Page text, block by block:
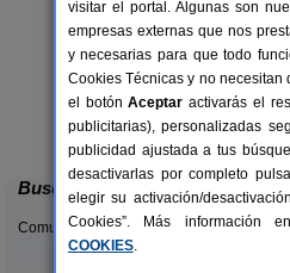
Ca Calbet
Margalef
Buscar
Comunidades:
visitar el portal. Algunas son
empresas externas que nos
y necesarias para que todo
Cookies Técnicas y no necesitan
el botónAceptar activarás el
publicitarias), personalizadas
publicidad ajustada a tus
desactivarlas por completo
elegir su activación/
Cookies”. Más información
COOKIES.